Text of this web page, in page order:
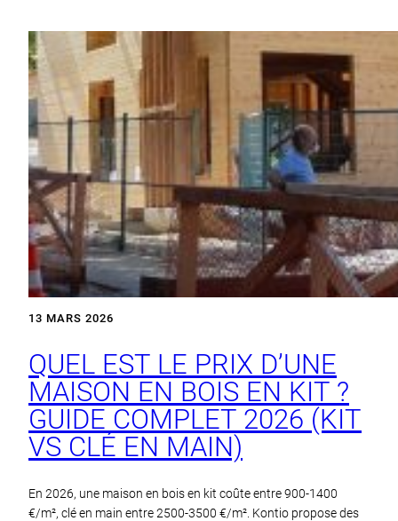
13 MARS 2026
QUEL EST LE PRIX D’UNE
MAISON EN BOIS EN KIT ?
GUIDE COMPLET 2026 (KIT
VS CLÉ EN MAIN)
En 2026, une maison en bois en kit coûte entre 900-1400
€/m², clé en main entre 2500-3500 €/m². Kontio propose des